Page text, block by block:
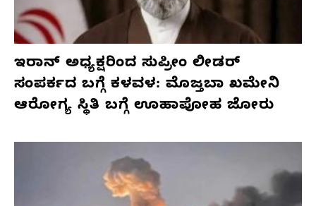
ಇರಾನ್ ಅಧ್ಯಕ್ಷರಿಂದ ಸುಪ್ರೀಂ ಲೀಡರ್
ಸಂಪರ್ಕದ ಬಗ್ಗೆ ಕಳವಳ: ಮೊಜ್ತಬಾ ಖಮೇನಿ
ಆರೋಗ್ಯ ಸ್ಥಿತಿ ಬಗ್ಗೆ ಊಹಾಪೋಹ ಜೋರು